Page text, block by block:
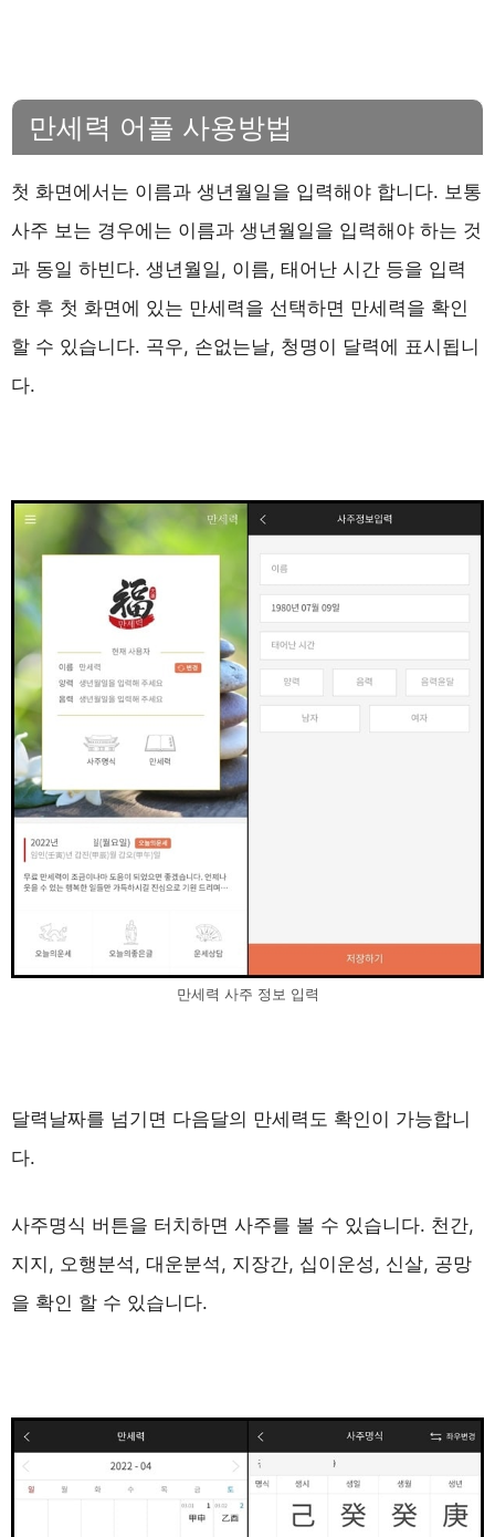
만세력 어플 사용방법
첫 화면에서는 이름과 생년월일을 입력해야 합니다. 보통
사주 보는 경우에는 이름과 생년월일을 입력해야 하는 것
과 동일 하빈다. 생년월일, 이름, 태어난 시간 등을 입력
한 후 첫 화면에 있는 만세력을 선택하면 만세력을 확인
할 수 있습니다. 곡우, 손없는날, 청명이 달력에 표시됩니
다.
만세력 사주 정보 입력
달력날짜를 넘기면 다음달의 만세력도 확인이 가능합니
다.
사주명식 버튼을 터치하면 사주를 볼 수 있습니다. 천간,
지지, 오행분석, 대운분석, 지장간, 십이운성, 신살, 공망
을 확인 할 수 있습니다.